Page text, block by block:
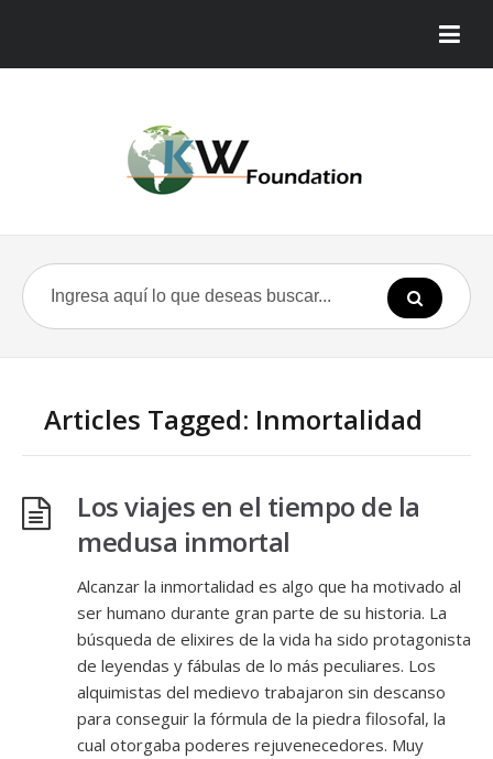
Articles Tagged: Inmortalidad
Los viajes en el tiempo de la
medusa inmortal
Alcanzar la inmortalidad es algo que ha motivado al
ser humano durante gran parte de su historia. La
búsqueda de elixires de la vida ha sido protagonista
de leyendas y fábulas de lo más peculiares. Los
alquimistas del medievo trabajaron sin descanso
para conseguir la fórmula de la piedra filosofal, la
cual otorgaba poderes rejuvenecedores. Muy